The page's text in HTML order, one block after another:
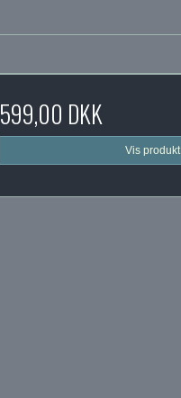
599,00 DKK
Vis produkt